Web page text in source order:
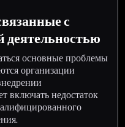
с
деятельностью
основные проблемы
организации
включать недостаток